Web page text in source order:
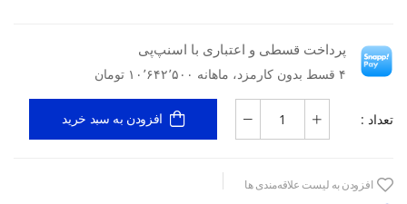
پرداخت قسطی و اعتباری با اسنپ‌پی
۴ قسط بدون کارمزد، ماهانه ۱۰٬۶۴۲٬۵۰۰ تومان
تعداد : افزودن به سبد خرید
افزودن به لیست علاقه‌مندی ها